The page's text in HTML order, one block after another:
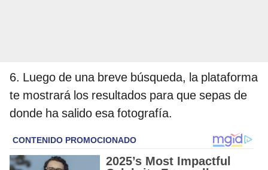
6. Luego de una breve búsqueda, la plataforma
te mostrará los resultados para que sepas de
donde ha salido esa fotografía.